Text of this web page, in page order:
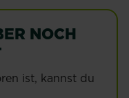
NOCH
ist, kannst du